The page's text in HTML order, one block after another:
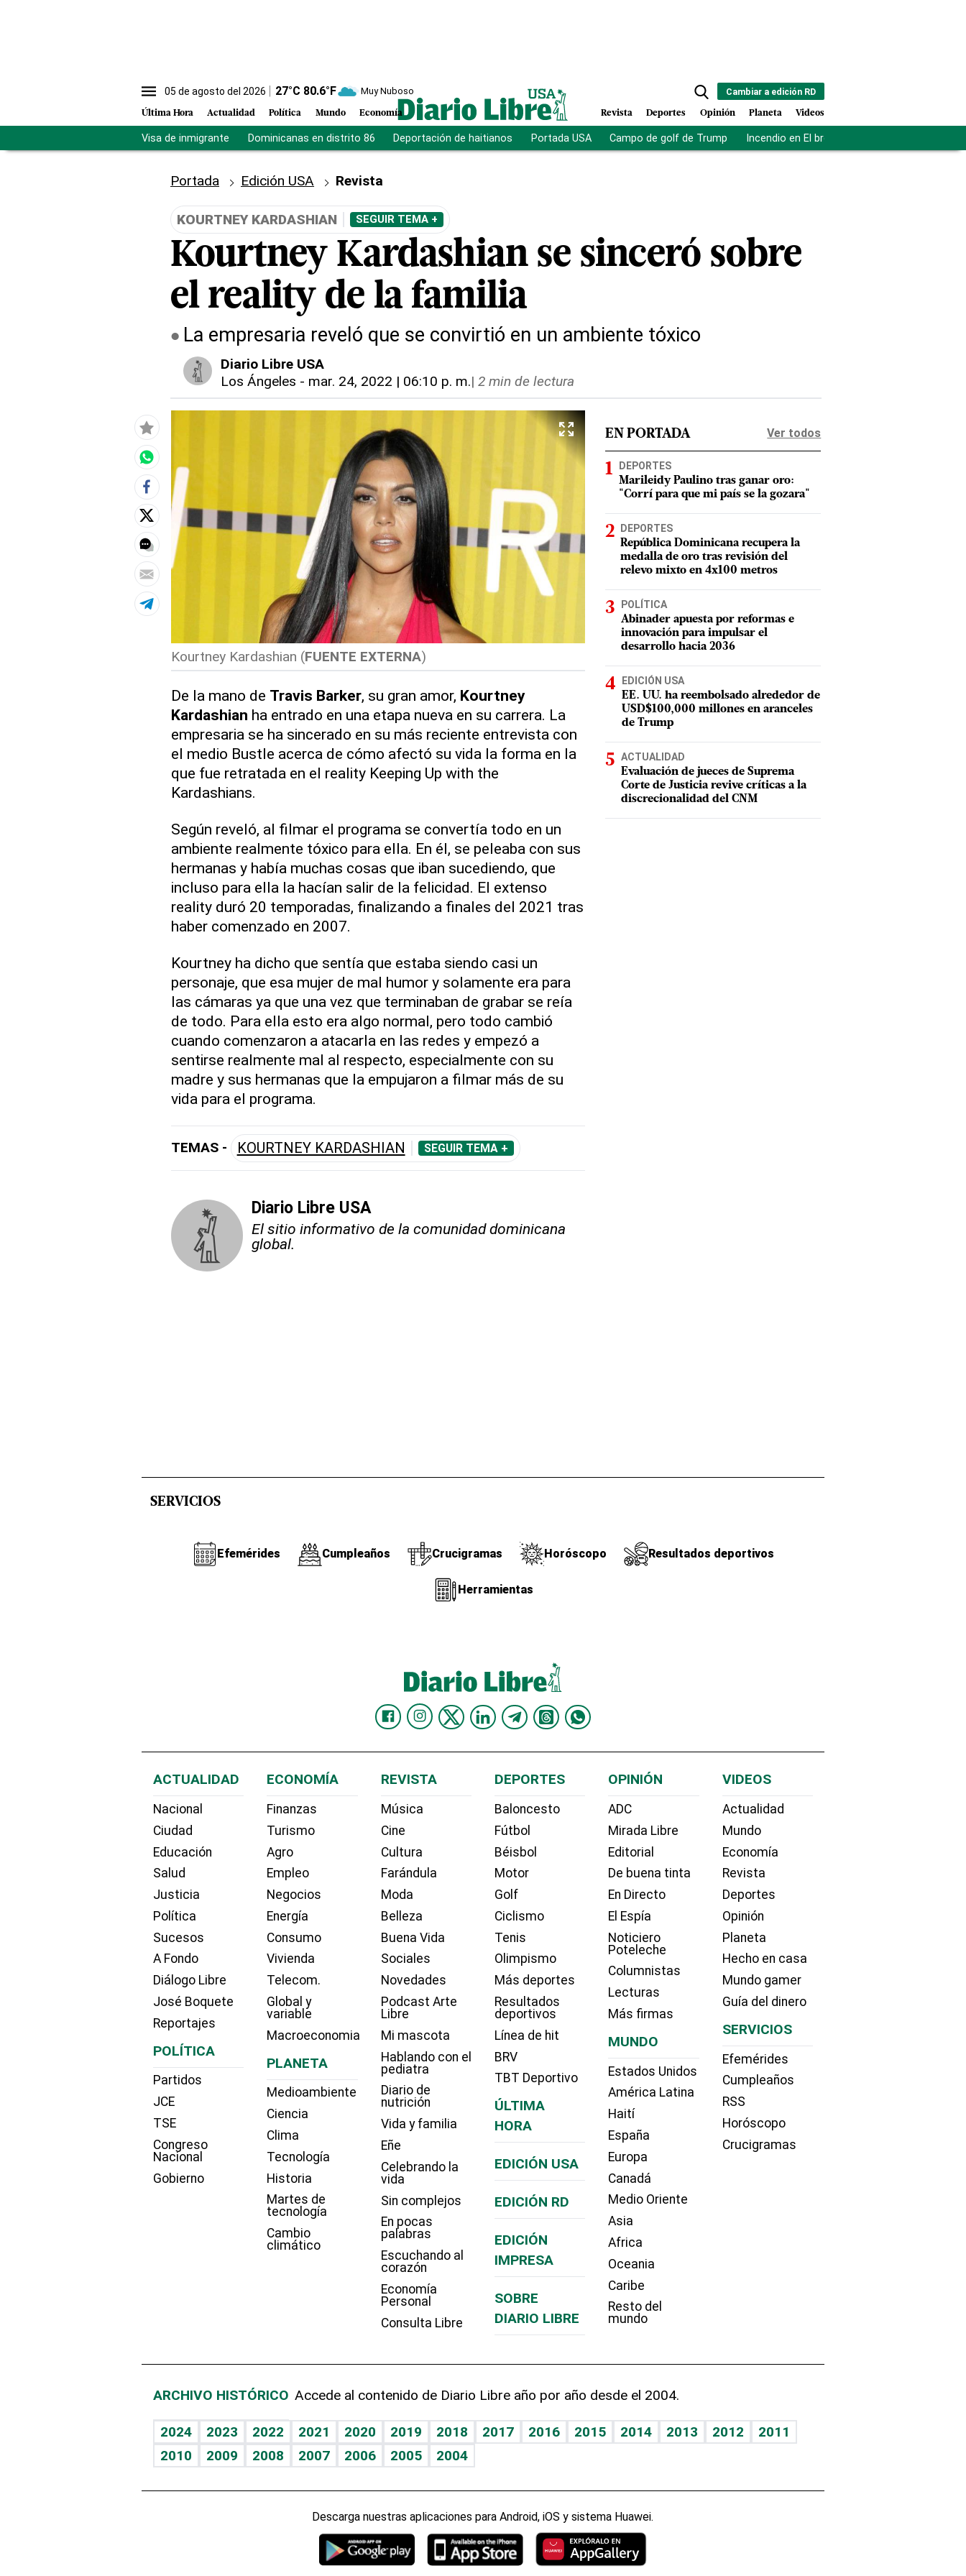
05 de agosto del 2026 27°C 80.6°F Muy Nuboso
Última Hora Actualidad Política Mundo Economía
Cambiar a edición RD
Revista Deportes Opinión Planeta Videos
Visa de inmigrante Dominicanas en distrito 86 Deportación de haitianos Portada USA Campo de golf de Trump Incendio en El bronx
Portada Edición USA Revista
KOURTNEY KARDASHIAN SEGUIR TEMA +
Kourtney Kardashian se sinceró sobre
el reality de la familia
La empresaria reveló que se convirtió en un ambiente tóxico
Diario Libre USA
Los Ángeles - mar. 24, 2022 | 06:10 p. m.| 2 min de lectura
Kourtney Kardashian (FUENTE EXTERNA)
De la mano de Travis Barker, su gran amor, Kourtney
Kardashian ha entrado en una etapa nueva en su carrera. La
empresaria se ha sincerado en su más reciente entrevista con
el medio Bustle acerca de cómo afectó su vida la forma en la
que fue retratada en el reality Keeping Up with the
Kardashians.
Según reveló, al filmar el programa se convertía todo en un
ambiente realmente tóxico para ella. En él, se peleaba con sus
hermanas y había muchas cosas que iban sucediendo, que
incluso para ella la hacían salir de la felicidad. El extenso
reality duró 20 temporadas, finalizando a finales del 2021 tras
haber comenzado en 2007.
Kourtney ha dicho que sentía que estaba siendo casi un
personaje, que esa mujer de mal humor y solamente era para
las cámaras ya que una vez que terminaban de grabar se reía
de todo. Para ella esto era algo normal, pero todo cambió
cuando comenzaron a atacarla en las redes y empezó a
sentirse realmente mal al respecto, especialmente con su
madre y sus hermanas que la empujaron a filmar más de su
vida para el programa.
TEMAS - KOURTNEY KARDASHIAN SEGUIR TEMA +
Diario Libre USA
El sitio informativo de la comunidad dominicana
global.
EN PORTADA Ver todos
DEPORTES
Marileidy Paulino tras ganar oro:
"Corrí para que mi país se la gozara"
DEPORTES
República Dominicana recupera la
medalla de oro tras revisión del
relevo mixto en 4x100 metros
POLÍTICA
Abinader apuesta por reformas e
innovación para impulsar el
desarrollo hacia 2036
EDICIÓN USA
EE. UU. ha reembolsado alrededor de
USD$100,000 millones en aranceles
de Trump
ACTUALIDAD
Evaluación de jueces de Suprema
Corte de Justicia revive críticas a la
discrecionalidad del CNM
SERVICIOS
Efemérides Cumpleaños Crucigramas Horóscopo Resultados deportivos
Herramientas
ACTUALIDAD
Nacional
Ciudad
Educación
Salud
Justicia
Política
Sucesos
A Fondo
Diálogo Libre
José Boquete
Reportajes
POLÍTICA
Partidos
JCE
TSE
Congreso
Nacional
Gobierno
ECONOMÍA
Finanzas
Turismo
Agro
Empleo
Negocios
Energía
Consumo
Vivienda
Telecom.
Global y
variable
Macroeconomia
PLANETA
Medioambiente
Ciencia
Clima
Tecnología
Historia
Martes de
tecnología
Cambio
climático
REVISTA
Música
Cine
Cultura
Farándula
Moda
Belleza
Buena Vida
Sociales
Novedades
Podcast Arte
Libre
Mi mascota
Hablando con el
pediatra
Diario de
nutrición
Vida y familia
Eñe
Celebrando la
vida
Sin complejos
En pocas
palabras
Escuchando al
corazón
Economía
Personal
Consulta Libre
DEPORTES
Baloncesto
Fútbol
Béisbol
Motor
Golf
Ciclismo
Tenis
Olimpismo
Más deportes
Resultados
deportivos
Línea de hit
BRV
TBT Deportivo
ÚLTIMA
HORA
EDICIÓN USA
EDICIÓN RD
EDICIÓN
IMPRESA
SOBRE
DIARIO LIBRE
OPINIÓN
ADC
Mirada Libre
Editorial
De buena tinta
En Directo
El Espía
Noticiero
Poteleche
Columnistas
Lecturas
Más firmas
MUNDO
Estados Unidos
América Latina
Haití
España
Europa
Canadá
Medio Oriente
Asia
Africa
Oceania
Caribe
Resto del
mundo
VIDEOS
Actualidad
Mundo
Economía
Revista
Deportes
Opinión
Planeta
Hecho en casa
Mundo gamer
Guía del dinero
SERVICIOS
Efemérides
Cumpleaños
RSS
Horóscopo
Crucigramas
ARCHIVO HISTÓRICO Accede al contenido de Diario Libre año por año desde el 2004.
2024 2023 2022 2021 2020 2019 2018 2017 2016 2015 2014 2013 2012
2011
2010
2009 2008 2007 2006 2005 2004
Descarga nuestras aplicaciones para Android, iOS y sistema Huawei.